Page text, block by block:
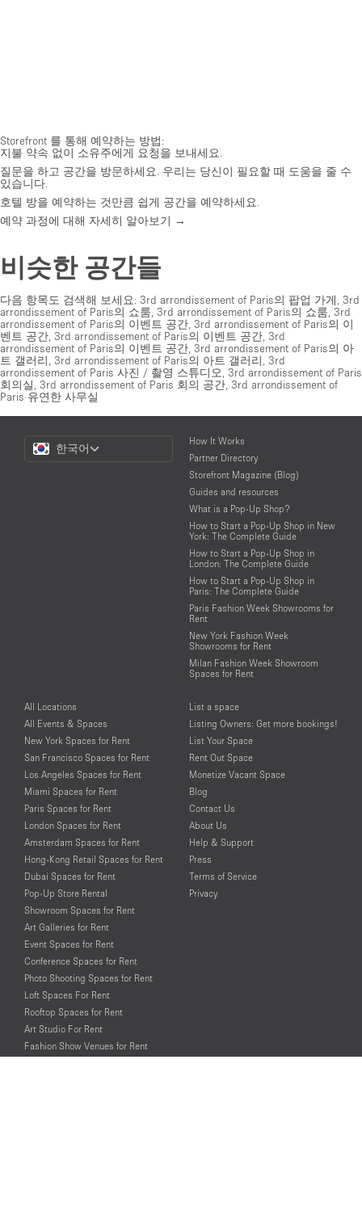
Storefront 를 통해 예약하는 방법:
지불 약속 없이 소유주에게 요청을 보내세요.
질문을 하고 공간을 방문하세요. 우리는 당신이 필요할 때 도움을 줄 수
있습니다.
호텔 방을 예약하는 것만큼 쉽게 공간을 예약하세요.
예약 과정에 대해 자세히 알아보기 →
비슷한 공간들
다음 항목도 검색해 보세요: 3rd arrondissement of Paris의 팝업 가게 3rd
arrondissement of Paris의 쇼룸 3rd arrondissement of Paris의 쇼룸 3rd
arrondissement of Paris의 이벤트 공간 3rd arrondissement of Paris의 이
벤트 공간 3rd arrondissement of Paris의 이벤트 공간 3rd
arrondissement of Paris의 이벤트 공간 3rd arrondissement of Paris의 아
트 갤러리 3rd arrondissement of Paris의 아트 갤러리 3rd
arrondissement of Paris 사진 / 촬영 스튜디오 3rd arrondissement of Paris
회의실 3rd arrondissement of Paris 회의 공간 3rd arrondissement of
Paris 유연한 사무실
Choose
Language
한국어
How It Works
Partner Directory
Storefront Magazine (Blog)
Guides and resources
What is a Pop-Up Shop?
How to Start a Pop-Up Shop in New
York: The Complete Guide
How to Start a Pop-Up Shop in
London: The Complete Guide
How to Start a Pop-Up Shop in
Paris: The Complete Guide
Paris Fashion Week Showrooms for
Rent
New York Fashion Week
Showrooms for Rent
Milan Fashion Week Showroom
Spaces for Rent
All Locations
All Events & Spaces
New York Spaces for Rent
San Francisco Spaces for Rent
Los Angeles Spaces for Rent
Miami Spaces for Rent
Paris Spaces for Rent
London Spaces for Rent
Amsterdam Spaces for Rent
Hong-Kong Retail Spaces for Rent
Dubai Spaces for Rent
Pop-Up Store Rental
Showroom Spaces for Rent
Art Galleries for Rent
Event Spaces for Rent
Conference Spaces for Rent
Photo Shooting Spaces for Rent
Loft Spaces For Rent
Rooftop Spaces for Rent
Art Studio For Rent
Fashion Show Venues for Rent
List a space
Listing Owners: Get more bookings!
List Your Space
Rent Out Space
Monetize Vacant Space
Blog
Contact Us
About Us
Help & Support
Press
Terms of Service
Privacy